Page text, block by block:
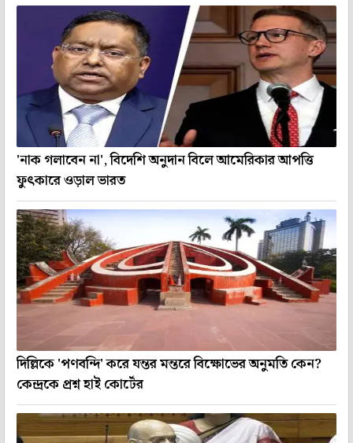
'নাক গলাবেন না', বিদেশি অনুদান বিলে আমেরিকার আপত্তি
ফুৎকারে ওড়াল ভারত
দিল্লিকে 'পণবন্দি' করে যন্তর মন্তরে বিক্ষোভের অনুমতি কেন?
কেন্দ্রকে প্রশ্ন হাই কোর্টের